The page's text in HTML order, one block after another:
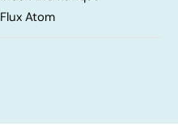
Flux Atom